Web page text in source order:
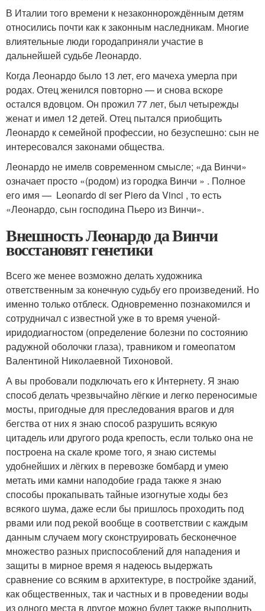
В Италии того времени к незаконнорождённым детям
относились почти как к законным наследникам. Многие
влиятельные люди городаприняли участие в
дальнейшей судьбе Леонардо.
Когда Леонардо было 13 лет, его мачеха умерла при
родах. Отец женился повторно — и снова вскоре
остался вдовцом. Он прожил 77 лет, был четырежды
женат и имел 12 детей. Отец пытался приобщить
Леонардо к семейной профессии, но безуспешно: сын не
интересовался законами общества.
Леонардо не имелв современном смысле; «да Винчи»
означает просто «(родом) из городка Винчи » . Полное
его имя — Leonardo di ser Piero da Vinci , то есть
«Леонардо, сын господина Пьеро из Винчи».
Внешность Леонардо да Винчи
восстановят генетики
Всего же менее возможно делать художника
ответственным за конечную судьбу его произведений. Но
именно только отблеск. Одновременно познакомился и
сотрудничал с известной уже в то время ученой-
иридодиагностом (определение болезни по состоянию
радужной оболочки глаза), травником и гомеопатом
Валентиной Николаевной Тихоновой.
А вы пробовали подключать его к Интернету. Я знаю
способ делать чрезвычайно лёгкие и легко переносимые
мосты, пригодные для преследования врагов и для
бегства от них я знаю способ разрушить всякую
цитадель или другого рода крепость, если только она не
построена на скале кроме того, я знаю системы
удобнейших и лёгких в перевозке бомбард и умею
метать ими камни наподобие града также я знаю
способы прокапывать тайные изогнутые ходы без
всякого шума, даже если бы пришлось проходить под
рвами или под рекой вообще в соответствии с каждым
данным случаем могу сконструировать бесконечное
множество разных приспособлений для нападения и
защиты в мирное время я надеюсь выдержать
сравнение со всяким в архитектуре, в постройке зданий,
как общественных, так и частных и в проведении воды
из одного места в другое можно будет также выполнить